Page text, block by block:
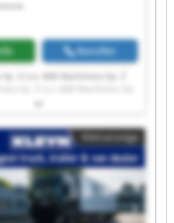
Anrufen
Z o.o. MM Machinery Sp. Z
Sp. Z o.o. MM Machinery
o.o. MM Machinery Sp. Z o.o.
Sp. Z o.o. MM Machinery Sp. Z
Sp. Z o.o. MM Machinery Sp.
Sp. Z o.o. MM Machinery
Sp. Z o.o. MM
o.o. MM Machinery Sp. Z o.o.
Z o.o. MM Machinery Sp. Z
Kleinanzeige